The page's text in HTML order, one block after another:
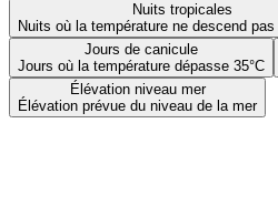
Nuits tropicales
Nuits où la température ne descend pas
Jours de canicule
Jours où la température dépasse 35°C
Élévation niveau mer
Élévation prévue du niveau de la mer